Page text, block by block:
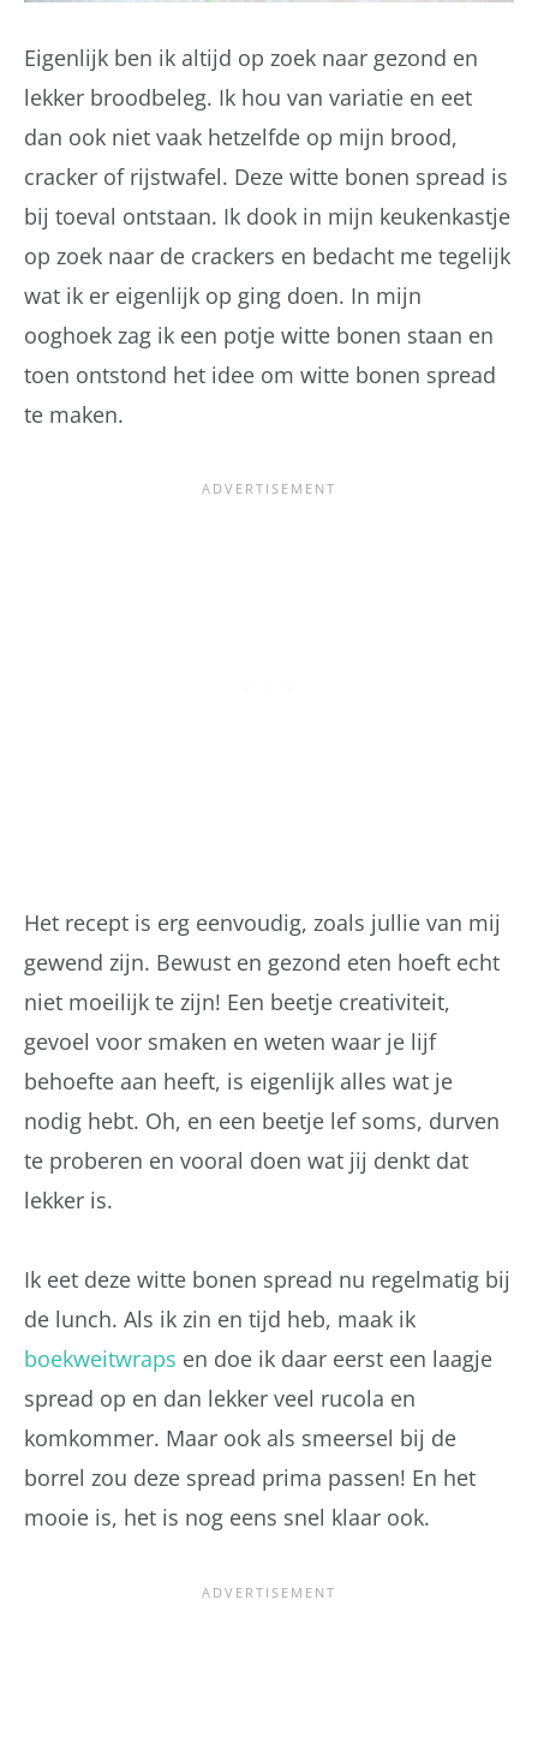
Eigenlijk ben ik altijd op zoek naar gezond en
lekker broodbeleg. Ik hou van variatie en eet
dan ook niet vaak hetzelfde op mijn brood,
cracker of rijstwafel. Deze witte bonen spread is
bij toeval ontstaan. Ik dook in mijn keukenkastje
op zoek naar de crackers en bedacht me tegelijk
wat ik er eigenlijk op ging doen. In mijn
ooghoek zag ik een potje witte bonen staan en
toen ontstond het idee om witte bonen spread
te maken.
Het recept is erg eenvoudig, zoals jullie van mij
gewend zijn. Bewust en gezond eten hoeft echt
niet moeilijk te zijn! Een beetje creativiteit,
gevoel voor smaken en weten waar je lijf
behoefte aan heeft, is eigenlijk alles wat je
nodig hebt. Oh, en een beetje lef soms, durven
te proberen en vooral doen wat jij denkt dat
lekker is.
Ik eet deze witte bonen spread nu regelmatig bij
de lunch. Als ik zin en tijd heb, maak ik
boekweitwraps en doe ik daar eerst een laagje
spread op en dan lekker veel rucola en
komkommer. Maar ook als smeersel bij de
borrel zou deze spread prima passen! En het
mooie is, het is nog eens snel klaar ook.